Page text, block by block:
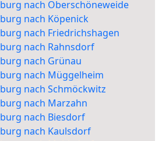
nach Oberschöneweide
nach Köpenick
nach Friedrichshagen
nach Rahnsdorf
nach Grünau
nach Müggelheim
nach Schmöckwitz
nach Marzahn
nach Biesdorf
nach Kaulsdorf